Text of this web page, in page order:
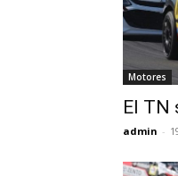
Motores
El TN
admin -